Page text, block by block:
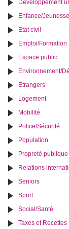
Développement
Enfance/Jeunesse
Etat civil
Emploi/Formation
Espace public
Environnement/
Etrangers
Logement
Mobilité
Police/Sécurité
Population
Propreté publique
Relations
Seniors
Sport
Social/Santé
Taxes et Recettes